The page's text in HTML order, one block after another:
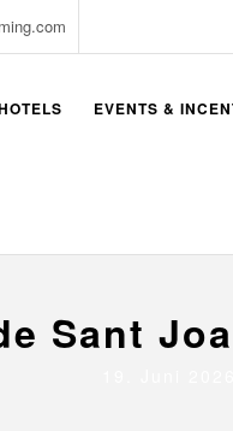
EVENTS &
Sant